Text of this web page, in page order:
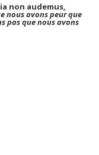
non audemus,
nous avons peur que
pas que nous avons